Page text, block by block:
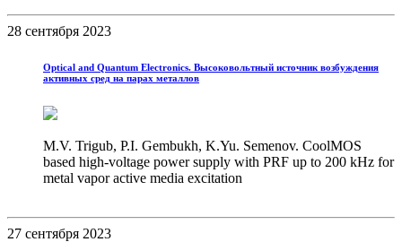
28 сентября 2023
Optical and Quantum Electronics. Высоковольтный источник возбуждения
активных сред на парах металлов
M.V. Trigub, P.I. Gembukh, K.Yu. Semenov. CoolMOS
based high‑voltage power supply with PRF up to 200 kHz for
metal vapor active media excitation
27 сентября 2023